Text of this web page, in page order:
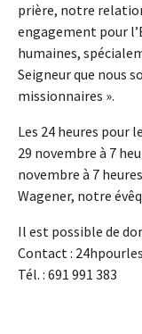
prière, notre
engagement pour
humaines,
Seigneur que nous
missionnaires ».
Les 24 heures pour
29 novembre à 7
novembre à 7
Wagener, notre
Il est possible de
Contact :
Tél. : 691 991 383